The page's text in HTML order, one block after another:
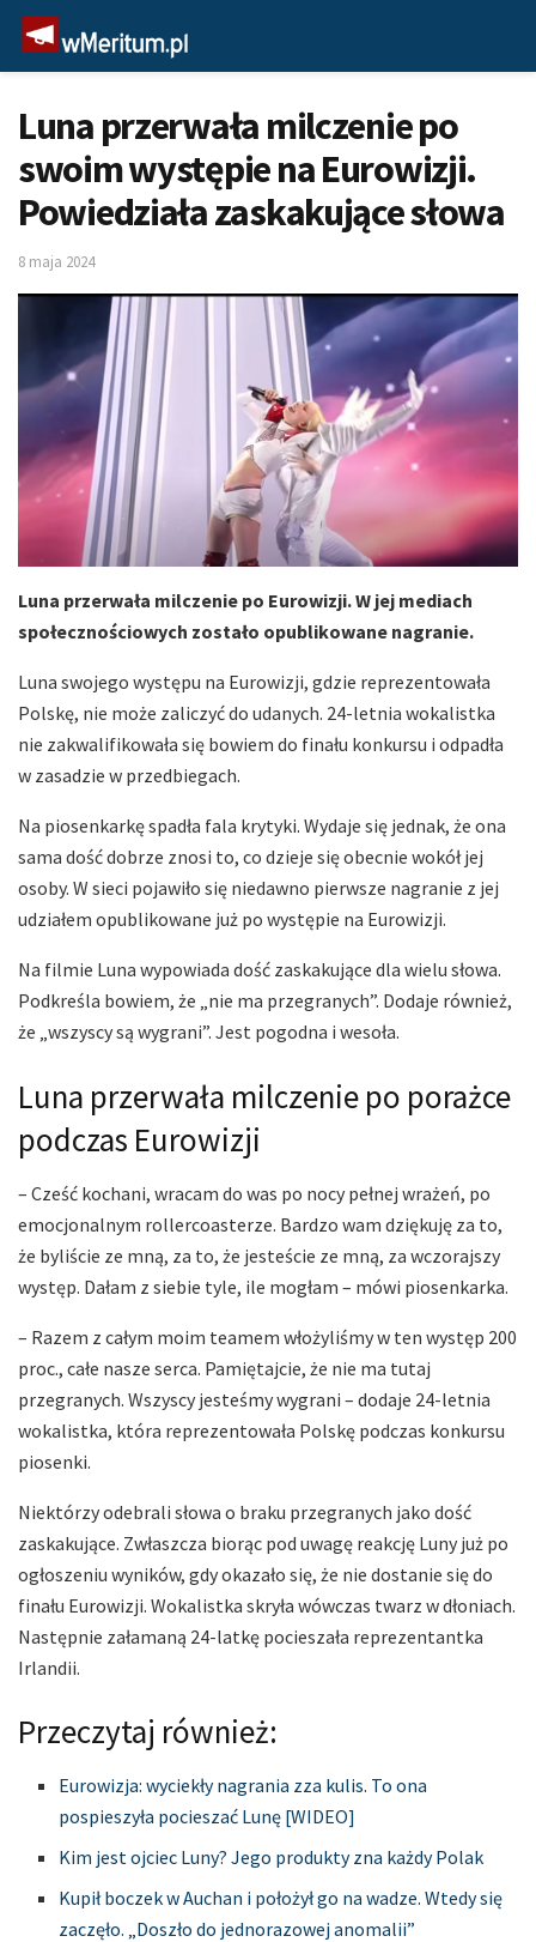
Luna przerwała milczenie po
swoim występie na Eurowizji.
Powiedziała zaskakujące słowa
8 maja 2024
Luna przerwała milczenie po Eurowizji. W jej mediach
społecznościowych zostało opublikowane nagranie.
Luna swojego występu na Eurowizji, gdzie reprezentowała
Polskę, nie może zaliczyć do udanych. 24-letnia wokalistka
nie zakwalifikowała się bowiem do finału konkursu i odpadła
w zasadzie w przedbiegach.
Na piosenkarkę spadła fala krytyki. Wydaje się jednak, że ona
sama dość dobrze znosi to, co dzieje się obecnie wokół jej
osoby. W sieci pojawiło się niedawno pierwsze nagranie z jej
udziałem opublikowane już po występie na Eurowizji.
Na filmie Luna wypowiada dość zaskakujące dla wielu słowa.
Podkreśla bowiem, że „nie ma przegranych”. Dodaje również,
że „wszyscy są wygrani”. Jest pogodna i wesoła.
Luna przerwała milczenie po porażce
podczas Eurowizji
– Cześć kochani, wracam do was po nocy pełnej wrażeń, po
emocjonalnym rollercoasterze. Bardzo wam dziękuję za to,
że byliście ze mną, za to, że jesteście ze mną, za wczorajszy
występ. Dałam z siebie tyle, ile mogłam – mówi piosenkarka.
– Razem z całym moim teamem włożyliśmy w ten występ 200
proc., całe nasze serca. Pamiętajcie, że nie ma tutaj
przegranych. Wszyscy jesteśmy wygrani – dodaje 24-letnia
wokalistka, która reprezentowała Polskę podczas konkursu
piosenki.
Niektórzy odebrali słowa o braku przegranych jako dość
zaskakujące. Zwłaszcza biorąc pod uwagę reakcję Luny już po
ogłoszeniu wyników, gdy okazało się, że nie dostanie się do
finału Eurowizji. Wokalistka skryła wówczas twarz w dłoniach.
Następnie załamaną 24-latkę pocieszała reprezentantka
Irlandii.
Przeczytaj również:
Eurowizja: wyciekły nagrania zza kulis. To ona
pospieszyła pocieszać Lunę [WIDEO]
Kim jest ojciec Luny? Jego produkty zna każdy Polak
Kupił boczek w Auchan i położył go na wadze. Wtedy się
zaczęło. „Doszło do jednorazowej anomalii”